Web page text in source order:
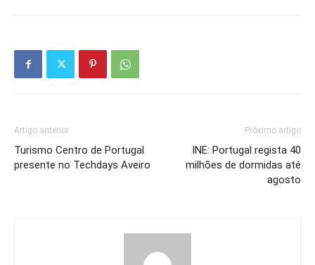
Artigo anterior
Turismo Centro de Portugal
presente no Techdays Aveiro
Próximo artigo
INE: Portugal regista 40
milhões de dormidas até
agosto